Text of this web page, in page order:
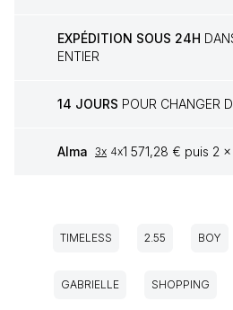
EXPÉDITION SOUS 24H
ENTIER
14 JOURS POUR CHANGER
Alma 3x 4x1 571,28 € puis 2
TIMELESS 2.55 BOY
GABRIELLE SHOPPING